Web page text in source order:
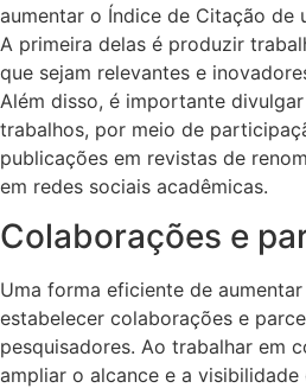
aumentar o Índice de Citação de
A primeira delas é produzir
que sejam relevantes e
Além disso, é importante
trabalhos, por meio de
publicações em revistas de
em redes sociais acadêmicas.
Colaborações e
Uma forma eficiente de
estabelecer colaborações e
pesquisadores. Ao trabalhar em
ampliar o alcance e a visibilidade